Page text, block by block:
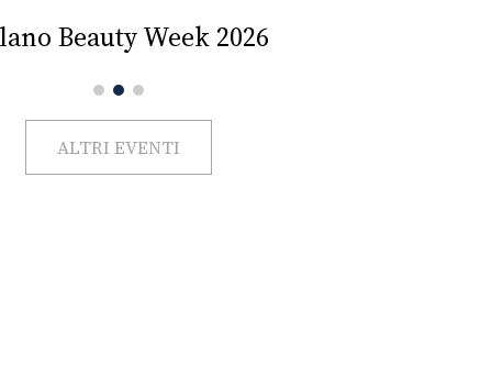
Beauty Week 2026
ALTRI EVENTI